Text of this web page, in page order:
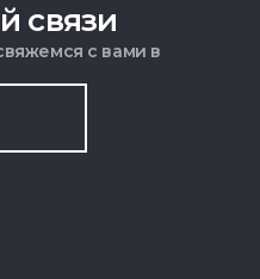
связи
с вами в